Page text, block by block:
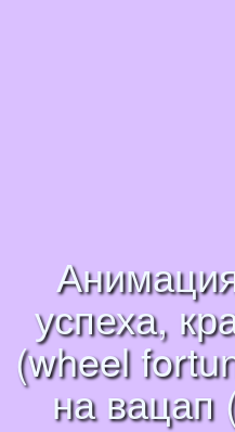
успеха,
(wheel
на вацап